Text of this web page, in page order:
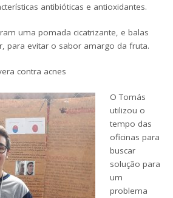
antibióticas e antioxidantes.
uma pomada cicatrizante, e balas
para evitar o sabor amargo da fruta.
contra acnes
O Tomás
utilizou o
tempo das
oficinas para
buscar
solução para
um
problema